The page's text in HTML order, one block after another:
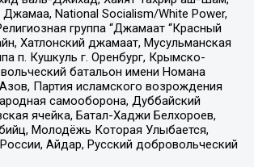
National Socialism/White Power,
группа “Джамаат “Красный
Хатлонский джамаат, Мусульманская
п. Кушкуль г. Оренбург, Крымско-
батальон имени Номана
Партия исламского возрождения
самооборона, Дуббайский
ячейка, Батал-Хаджи Белхороев,
Молодёжь Которая Улыбается,
Айдар, Русский добровольческий